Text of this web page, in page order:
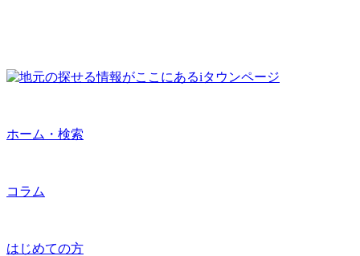
ホーム・検索
コラム
はじめての方